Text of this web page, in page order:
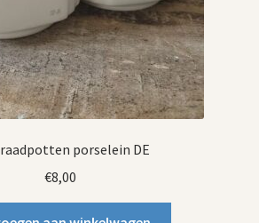
porselein DE
€8,00